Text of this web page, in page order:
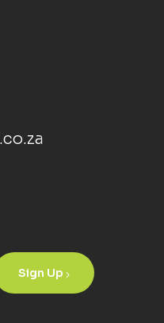
Sign Up